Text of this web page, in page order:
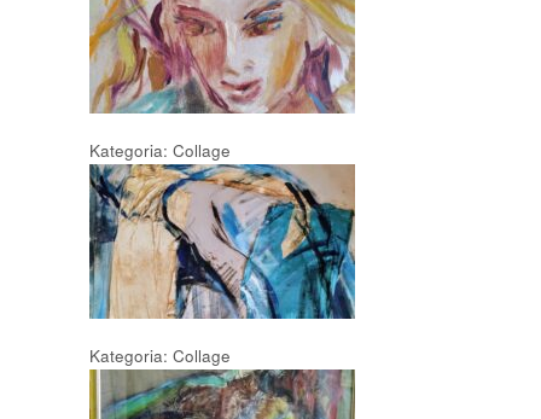
Kategoria: Collage
Kategoria: Collage